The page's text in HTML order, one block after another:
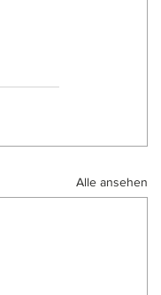
Alle ansehen